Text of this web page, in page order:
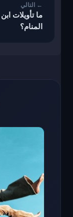
ما تأويلات
المنام؟